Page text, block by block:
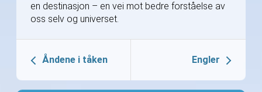
en destinasjon – en vei mot bedre forståelse av
oss selv og universet.
Åndene i tåken Engler